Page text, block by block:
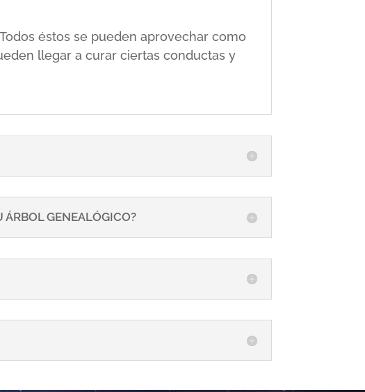
éstos se pueden aprovechar como
llegar a curar ciertas conductas y
ÁRBOL GENEALÓGICO?